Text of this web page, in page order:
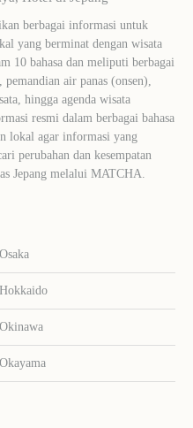
berbagai informasi untuk
yang berminat dengan wisata
10 bahasa dan meliputi berbagai
air panas (onsen),
hingga agenda wisata
resmi dalam berbagai bahasa
lokal agar informasi yang
perubahan dan kesempatan
Jepang melalui MATCHA.
Osaka
Hokkaido
Okinawa
Okayama